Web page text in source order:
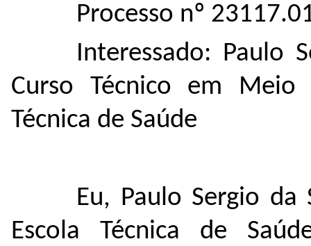
Processo nº
Interessado: Paulo
Curso Técnico em
Técnica de Saúde
Eu, Paulo Sergio da
Escola Técnica de